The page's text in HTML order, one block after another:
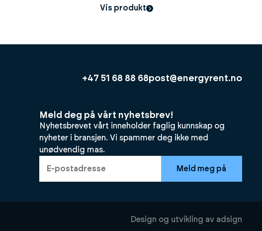
varmeoverføringsvæske
Vis produkt
+47 51 68 88 68post@energyrent.no
Meld deg på vårt nyhetsbrev!
Nyhetsbrevet vårt inneholder faglig kunnskap og
nyheter i bransjen. Vi spammer deg ikke med
unødvendig mas.
Meld meg på
Design og utvikling av adsign